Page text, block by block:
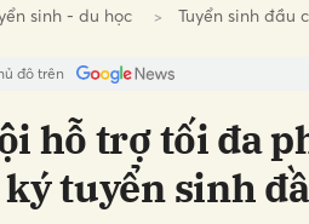
sinh - du học Tuyển sinh đầu
đô trên
hỗ trợ tối đa
tuyển sinh